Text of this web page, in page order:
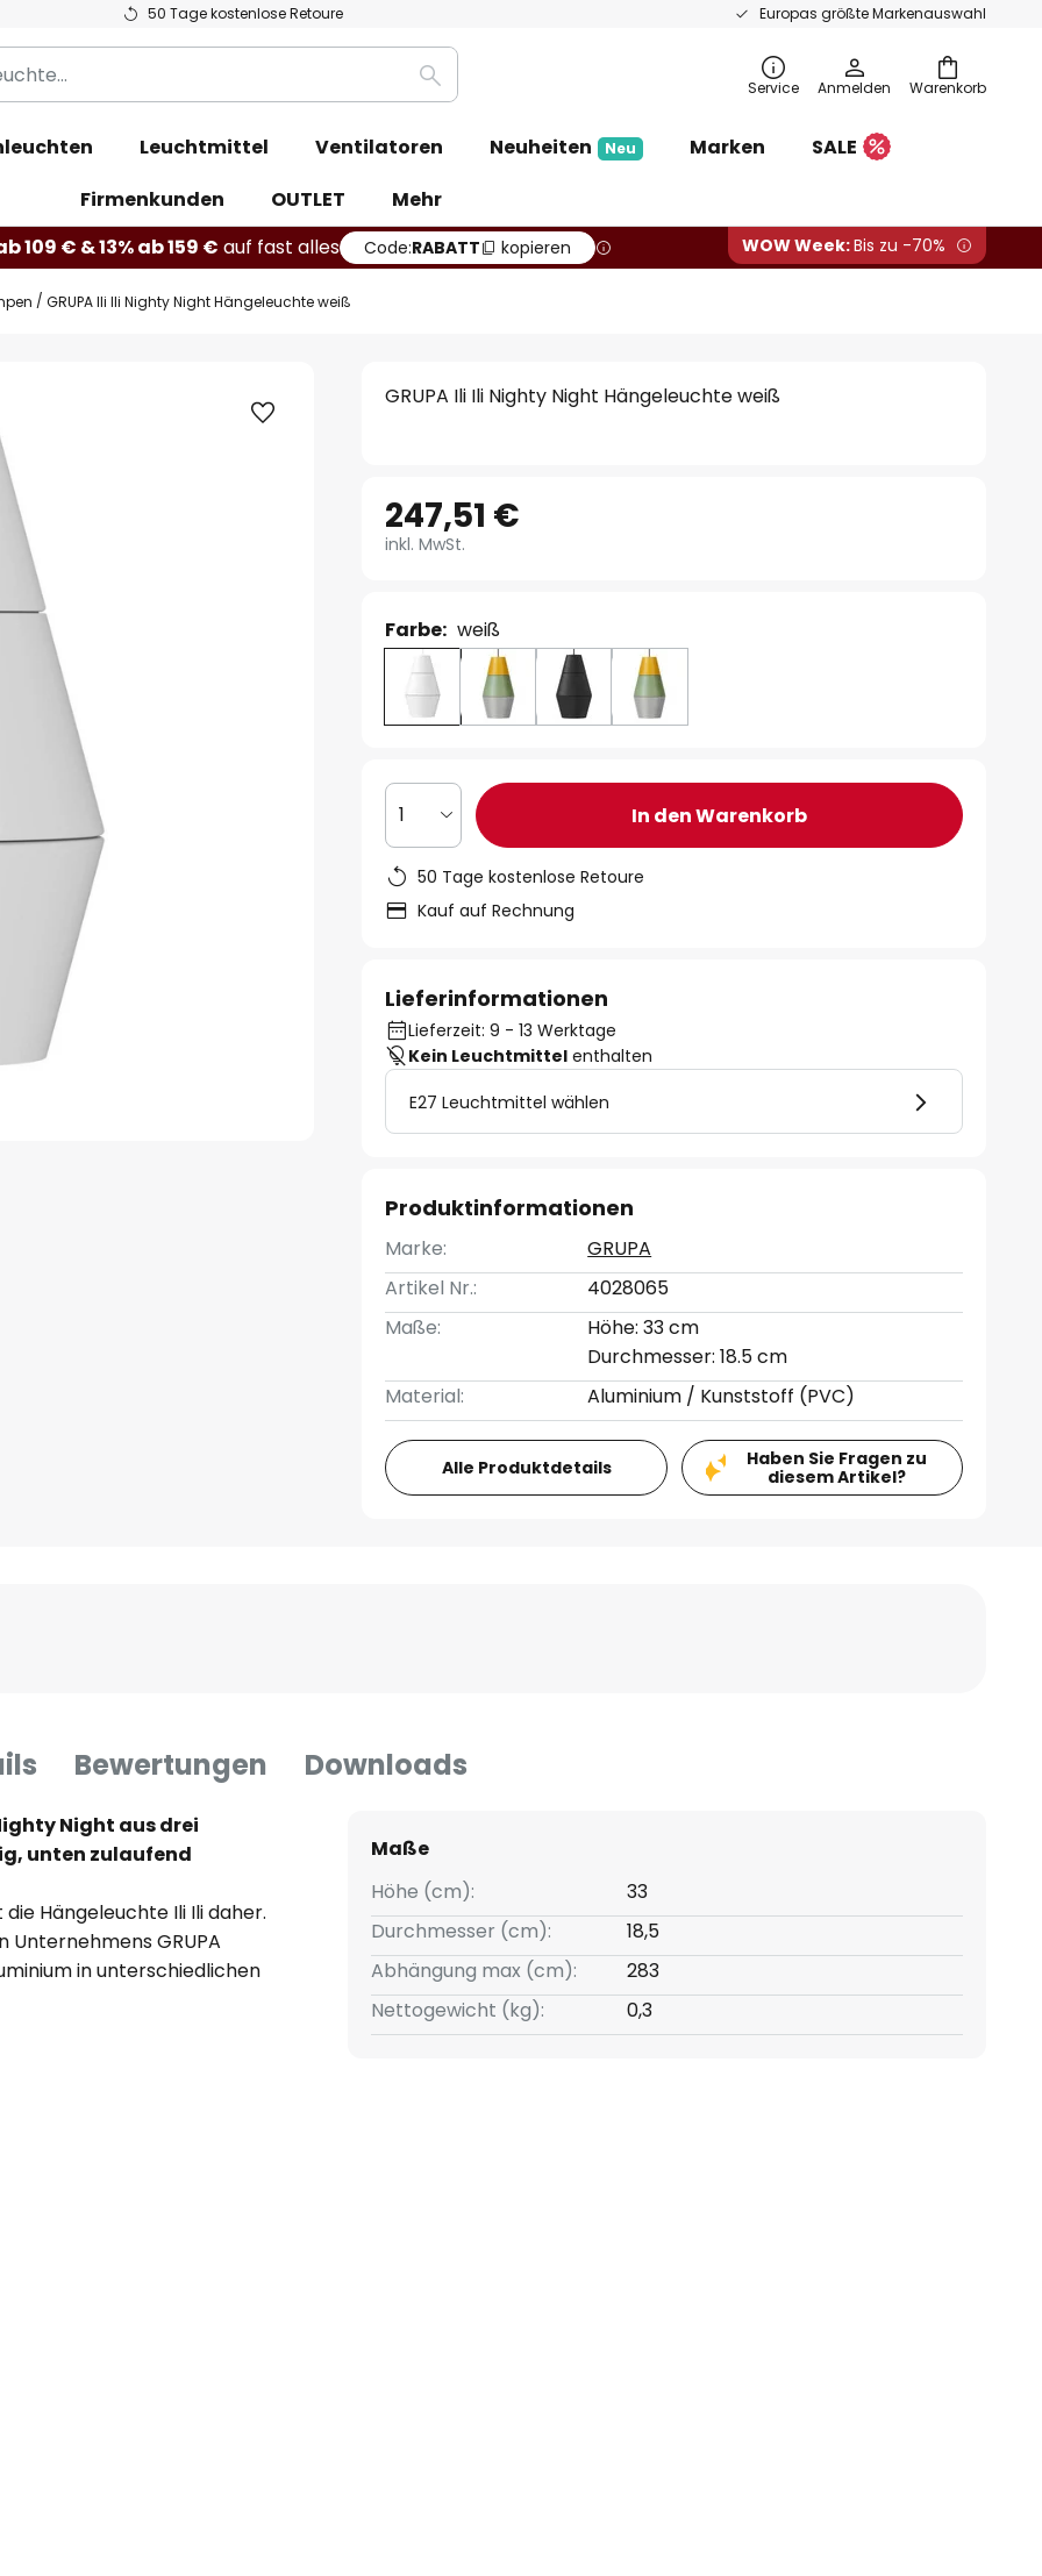
50 Tage kostenlose Retoure Europas größte Markenauswahl
Warenkorb
Suche Service Anmelden
Leuchtmittel Ventilatoren Neuheiten Neu Marken
SALE
Firmenkunden
OUTLET
Mehr
109 € & 13% ab 159 € auf fast alles Code:RABATT kopieren WOW Week:Bis zu -70%
GRUPA Ili Ili Nighty Night Hängeleuchte weiß
GRUPA Ili Ili Nighty Night Hängeleuchte weiß
247,51 €
inkl. MwSt.
Farbe: weiß
1 In den Warenkorb
50 Tage kostenlose Retoure
Kauf auf Rechnung
Lieferinformationen
Lieferzeit: 9 - 13 Werktage
Kein Leuchtmittel enthalten
E27 Leuchtmittel wählen
Produktinformationen
Marke:
GRUPA
Artikel Nr.:
4028065
Maße:
Höhe: 33 cm
Durchmesser: 18.5 cm
Material:
Aluminium / Kunststoff (PVC)
Alle Produktdetails
Haben Sie Fragen zu
diesem Artikel?
Bewertungen Downloads
Night aus drei
unten zulaufend
Hängeleuchte Ili Ili daher.
GRUPA
in unterschiedlichen
Ausführung Nighty Night
zur direkten Beleuchtung
Bars.
Maße
Höhe (cm):
33
Durchmesser (cm):
18,5
Abhängung max (cm):
283
Nettogewicht (kg):
0,3